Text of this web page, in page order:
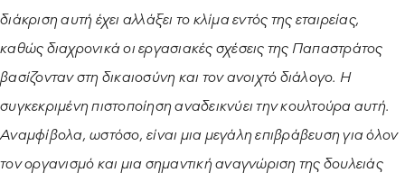
διάκριση αυτή έχει αλλάξει το κλίμα εντός της εταιρείας,
καθώς διαχρονικά οι εργασιακές σχέσεις της Παπαστράτος
βασίζονταν στη δικαιοσύνη και τον ανοιχτό διάλογο. Η
συγκεκριμένη πιστοποίηση αναδεικνύει την κουλτούρα αυτή.
Αναμφίβολα, ωστόσο, είναι μια μεγάλη επιβράβευση για όλον
τον οργανισμό και μια σημαντική αναγνώριση της δουλειάς